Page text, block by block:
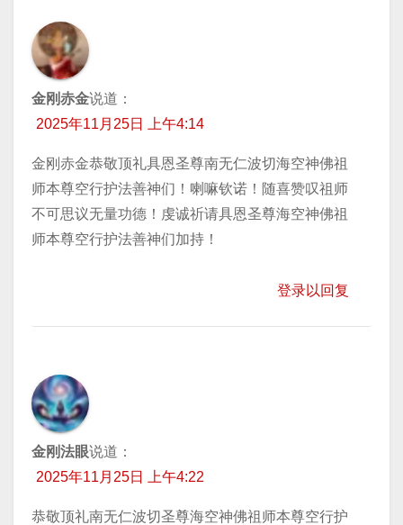
金刚赤金说道：
2025年11月25日 上午4:14
金刚赤金恭敬顶礼具恩圣尊南无仁波切海空神佛祖
师本尊空行护法善神们！喇嘛钦诺！随喜赞叹祖师
不可思议无量功德！虔诚祈请具恩圣尊海空神佛祖
师本尊空行护法善神们加持！
登录以回复
金刚法眼说道：
2025年11月25日 上午4:22
恭敬顶礼南无仁波切圣尊海空神佛祖师本尊空行护